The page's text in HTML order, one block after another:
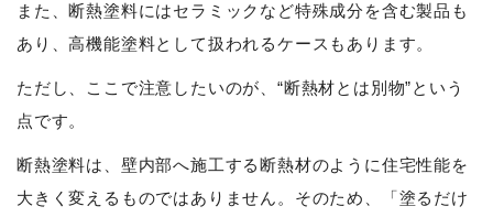
また、断熱塗料にはセラミックなど特殊成分を含む製品も
あり、高機能塗料として扱われるケースもあります。
ただし、ここで注意したいのが、“断熱材とは別物”という
点です。
断熱塗料は、壁内部へ施工する断熱材のように住宅性能を
大きく変えるものではありません。そのため、「塗るだけ